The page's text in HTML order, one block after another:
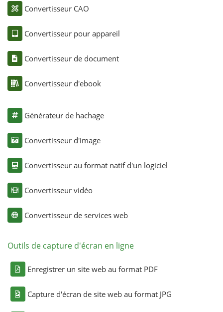
Convertisseur CAO
Convertisseur pour appareil
Convertisseur de document
Convertisseur d'ebook
Générateur de hachage
Convertisseur d'image
Convertisseur au format natif d'un logiciel
Convertisseur vidéo
Convertisseur de services web
Outils de capture d'écran en ligne
Enregistrer un site web au format PDF
Capture d'écran de site web au format JPG